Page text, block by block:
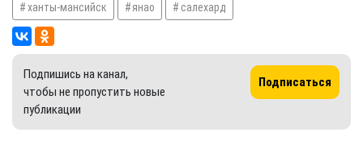
ханты-мансийск янао салехард
Подпишись на канал,
чтобы не пропустить новые
публикации
Подписаться